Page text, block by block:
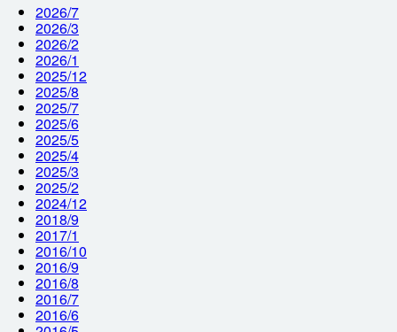
2026/7
2026/3
2026/2
2026/1
2025/12
2025/8
2025/7
2025/6
2025/5
2025/4
2025/3
2025/2
2024/12
2018/9
2017/1
2016/10
2016/9
2016/8
2016/7
2016/6